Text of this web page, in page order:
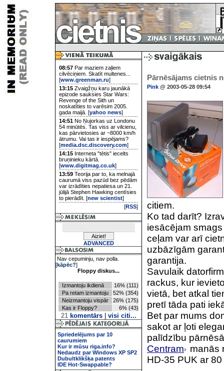
08:57 Par maziem zaļiem
cilvēciņiem. Skatīt multenes...
[www.greenman.ru]
13:15 Zvaigžņu karu jaunākā
epizode sauksies Star Wars:
Revenge of the Sith un
noskatīties to varēsim 2005.
gada maijā. [yahoo news]
14:51 No Ņujorkas uz Londonu
54 minūtēs. Tas viss ar vilcienu,
kas pārvietosies ar ~8000 km/h
ātrumu. Vai tas ir iespējams?
[media.dsc.discovery.com]
14:15 Interneta "tētis" iecelts
bruņinieku kārtā.
[www.digitmag.co.uk]
13:59 Teorija par to, ka melnajā
caurumā viss pazūd bez pēdām
var izrādīties nepatiesa un 21.
jūlijā Stephen Hawking centīsies
to pierādīt. [new scientist]
[RSS]
ADVANCED
Nav cepuminju, nav polla.
[kāpēc?]
Floppy diskus...
Izmantoju ikdienā
16% (111)
Pa retam izmantoju
52% (354)
Neizmantoju vispār
26% (175)
Kas ir Floppy?
6% (43)
21komentārs| visi citi...
Spriedelējums par 10
caurumiem
Kur ir mūsu riga.info?
Nedaudz par Windows XP SP2
Dubultklikšķa patents
IDE Hot-Swappable?
Pārnēsājams cietnis
Pink @ 2003-05-28 09:54
citiem.
Ko tad darīt?
iesācējam
ceļam var arī
uzbāzīgām
garantija.
Savulaik
rackus, kur
vietā, bet atkal
pretī tāda pati
Bet par mums
sakot ar ļoti
palīdzību
Centram
manās
HD-35 PUK ar